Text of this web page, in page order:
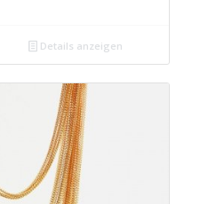
Details anzeigen